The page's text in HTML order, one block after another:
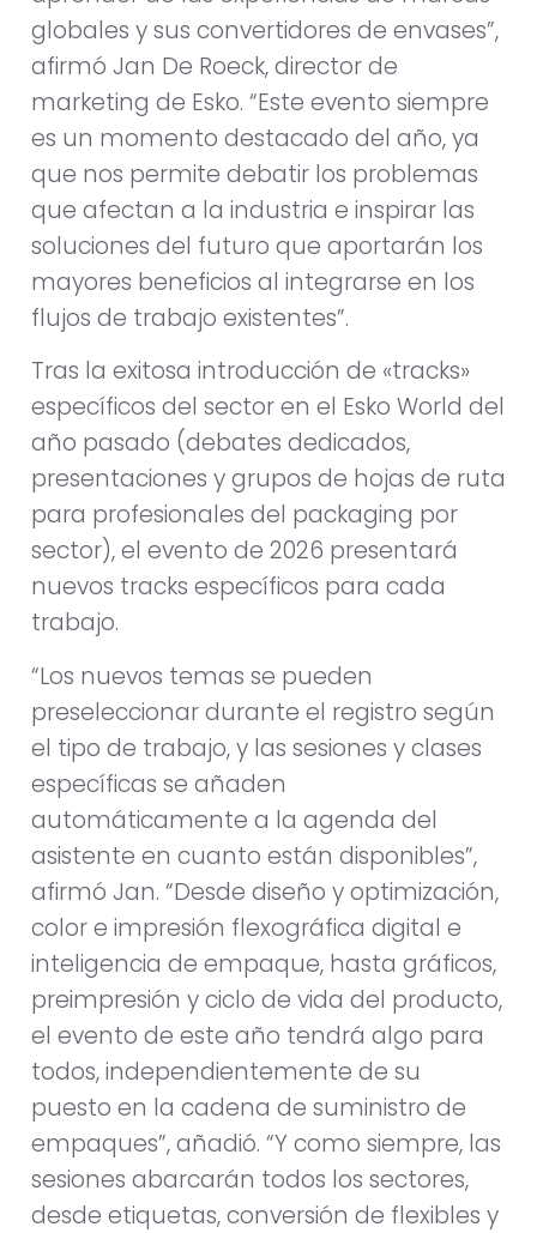
globales y sus convertidores de envases”,
afirmó Jan De Roeck, director de
marketing de Esko. “Este evento siempre
es un momento destacado del año, ya
que nos permite debatir los problemas
que afectan a la industria e inspirar las
soluciones del futuro que aportarán los
mayores beneficios al integrarse en los
flujos de trabajo existentes”.
Tras la exitosa introducción de «tracks»
específicos del sector en el Esko World del
año pasado (debates dedicados,
presentaciones y grupos de hojas de ruta
para profesionales del packaging por
sector), el evento de 2026 presentará
nuevos tracks específicos para cada
trabajo.
“Los nuevos temas se pueden
preseleccionar durante el registro según
el tipo de trabajo, y las sesiones y clases
específicas se añaden
automáticamente a la agenda del
asistente en cuanto están disponibles”,
afirmó Jan. “Desde diseño y optimización,
color e impresión flexográfica digital e
inteligencia de empaque, hasta gráficos,
preimpresión y ciclo de vida del producto,
el evento de este año tendrá algo para
todos, independientemente de su
puesto en la cadena de suministro de
empaques”, añadió. “Y como siempre, las
sesiones abarcarán todos los sectores,
desde etiquetas, conversión de flexibles y